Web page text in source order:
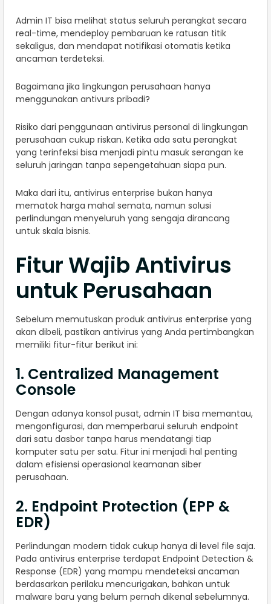
Admin IT bisa melihat status seluruh perangkat secara
real-time, mendeploy pembaruan ke ratusan titik
sekaligus, dan mendapat notifikasi otomatis ketika
ancaman terdeteksi.
Bagaimana jika lingkungan perusahaan hanya
menggunakan antivurs pribadi?
Risiko dari penggunaan antivirus personal di lingkungan
perusahaan cukup riskan. Ketika ada satu perangkat
yang terinfeksi bisa menjadi pintu masuk serangan ke
seluruh jaringan tanpa sepengetahuan siapa pun.
Maka dari itu, antivirus enterprise bukan hanya
mematok harga mahal semata, namun solusi
perlindungan menyeluruh yang sengaja dirancang
untuk skala bisnis.
Fitur Wajib Antivirus
untuk Perusahaan
Sebelum memutuskan produk antivirus enterprise yang
akan dibeli, pastikan antivirus yang Anda pertimbangkan
memiliki fitur-fitur berikut ini:
1. Centralized Management
Console
Dengan adanya konsol pusat, admin IT bisa memantau,
mengonfigurasi, dan memperbarui seluruh endpoint
dari satu dasbor tanpa harus mendatangi tiap
komputer satu per satu. Fitur ini menjadi hal penting
dalam efisiensi operasional keamanan siber
perusahaan.
2. Endpoint Protection (EPP &
EDR)
Perlindungan modern tidak cukup hanya di level file saja.
Pada antivirus enterprise terdapat Endpoint Detection &
Response (EDR) yang mampu mendeteksi ancaman
berdasarkan perilaku mencurigakan, bahkan untuk
malware baru yang belum pernah dikenal sebelumnya.